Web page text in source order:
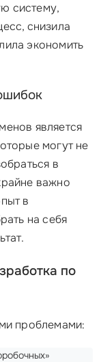
систему,
снизила
экономить
является
могут не
в
важно
в
на себя
по
проблемами: